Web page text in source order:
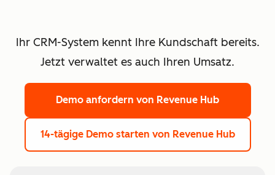
Ihr CRM-System kennt Ihre Kundschaft bereits.
Jetzt verwaltet es auch Ihren Umsatz.
Demo anfordern von Revenue Hub
14-tägige Demo starten von Revenue Hub